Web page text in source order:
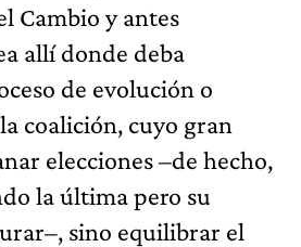
Cambio y antes
allí donde deba
de evolución o
coalición, cuyo gran
elecciones –de hecho,
la última pero su
sino equilibrar el